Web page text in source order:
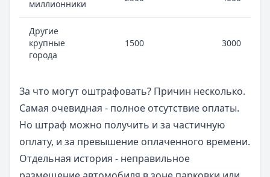
миллионники
Другие
крупные
города
1500 3000
За что могут оштрафовать? Причин несколько.
Самая очевидная - полное отсутствие оплаты.
Но штраф можно получить и за частичную
оплату, и за превышение оплаченного времени.
Отдельная история - неправильное